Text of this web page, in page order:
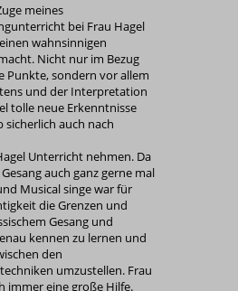
meines
bei Frau Hagel
wahnsinnigen
Nicht nur im Bezug
Punkte, sondern vor allem
und der Interpretation
tolle neue Erkenntnisse
sicherlich auch nach
Unterricht nehmen. Da
auch ganz gerne mal
Musical singe war für
die Grenzen und
Gesang und
kennen zu lernen und
den
umzustellen. Frau
immer eine große Hilfe.